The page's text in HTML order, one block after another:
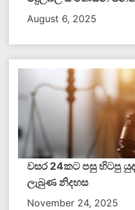
August 6, 2025
වසර 24කට පසු හිටපු
ලැබුණ නිදහස
November 24, 2025